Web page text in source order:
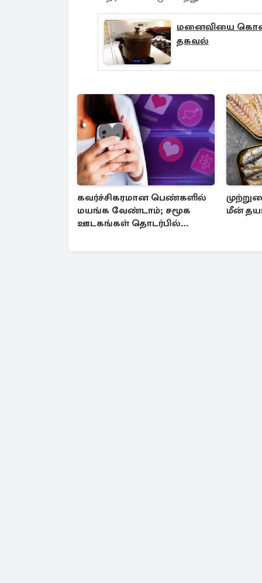
மனைவியை
தகவல்
கவர்ச்சிகரமான பெண்களில்
மயங்க வேண்டாம்; சமூக
ஊடகங்கள் தொடர்பில்
மீன்